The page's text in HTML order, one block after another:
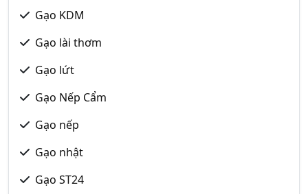
Gạo KDM
Gạo lài thơm
Gạo lứt
Gạo Nếp Cẩm
Gạo nếp
Gạo nhật
Gạo ST24